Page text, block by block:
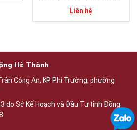
Liên hệ
Hà Thành
Công An, KP Phi Trường, phường
do Sở Kế Hoạch và Đầu Tư tỉnh Đồng